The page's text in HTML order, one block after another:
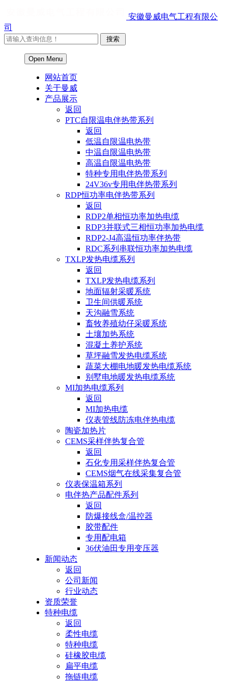
安徽曼威电气工程有限公
司
Open Menu
网站首页
关于曼威
产品展示
返回
PTC自限温电伴热带系列
返回
低温自限温电热带
中温自限温电热带
高温自限温电热带
特种专用电伴热带系列
24V36v专用电伴热带系列
RDP恒功率电伴热带系列
返回
RDP2单相恒功率加热电缆
RDP3并联式三相恒功率加热电缆
RDP2-J4高温恒功率伴热带
RDC系列串联恒功率加热电缆
TXLP发热电缆系列
返回
TXLP发热电缆系列
地面辐射采暖系统
卫生间供暖系统
天沟融雪系统
畜牧养殖幼仔采暖系统
土壤加热系统
混凝土养护系统
草坪融雪发热电缆系统
蔬菜大棚电地暖发热电缆系统
别墅电地暖发热电缆系统
MI加热电缆系列
返回
MI加热电缆
仪表管线防冻电伴热电缆
陶瓷加热片
CEMS采样伴热复合管
返回
石化专用采样伴热复合管
CEMS烟气在线采集复合管
仪表保温箱系列
电伴热产品配件系列
返回
防爆接线盒/温控器
胶带配件
专用配电箱
36伏油田专用变压器
新闻动态
返回
公司新闻
行业动态
资质荣誉
特种电缆
返回
柔性电缆
特种电缆
硅橡胶电缆
扁平电缆
拖链电缆